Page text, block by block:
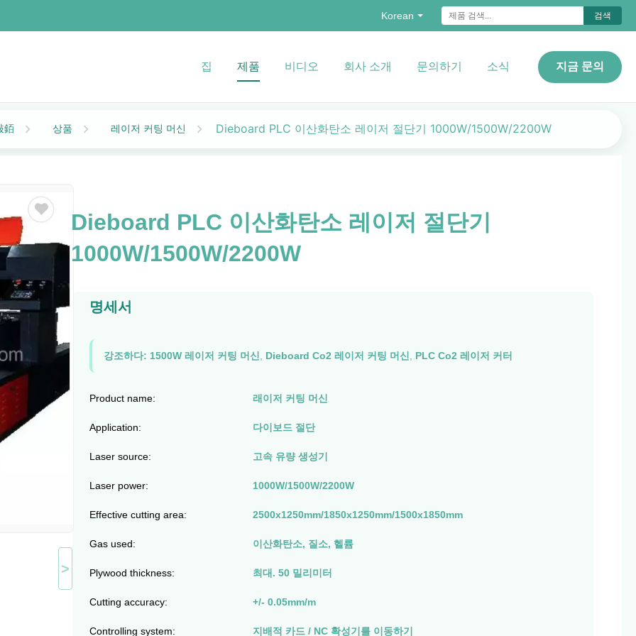
Korean 검색
집 제품 비디오 회사 소개 문의하기 소식 지금 문의
銆 상품 레이저 커팅 머신 Dieboard PLC 이산화탄소 레이저 절단기 1000W/1500W/2200W
>
Dieboard PLC 이산화탄소 레이저 절단기
1000W/1500W/2200W
명세서
강조하다: 1500W 레이저 커팅 머신 Dieboard Co2 레이저 커팅 머신 PLC Co2 레이저 커터
Product name: 래이저 커팅 머신
Application: 다이보드 절단
Laser source: 고속 유량 생성기
Laser power: 1000W/1500W/2200W
Effective cutting area: 2500x1250mm/1850x1250mm/1500x1850mm
Gas used: 이산화탄소, 질소, 헬륨
Plywood thickness: 최대. 50 밀리미터
Cutting accuracy: +/- 0.05mm/m
Controlling system: 지배적 카드 / NC 확성기를 이동하기